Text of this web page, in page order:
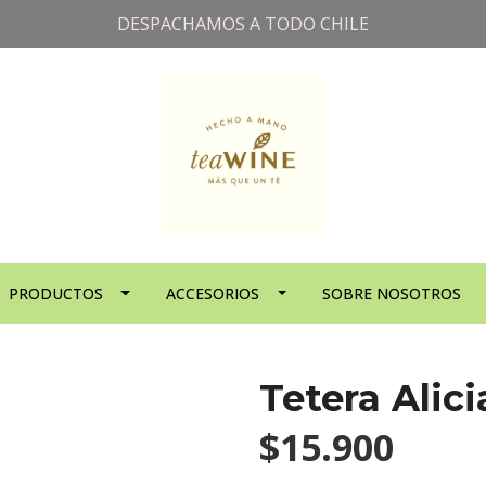
DESPACHAMOS A TODO CHILE
PRODUCTOS ACCESORIOS SOBRE NOSOTROS
Tetera
$15.900